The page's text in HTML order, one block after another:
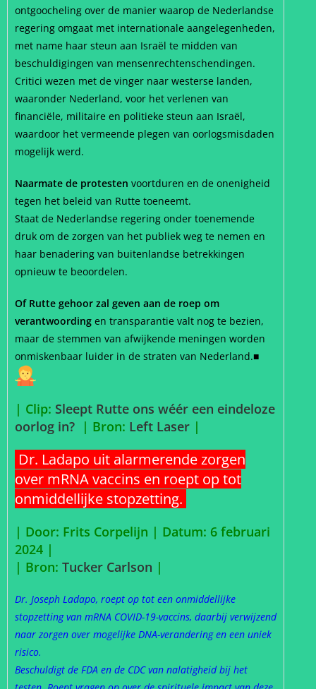
ontgoocheling over de manier waarop de Nederlandse
regering omgaat met internationale aangelegenheden,
met name haar steun aan Israël te midden van
beschuldigingen van mensenrechtenschendingen.
Critici wezen met de vinger naar westerse landen,
waaronder Nederland, voor het verlenen van
financiële, militaire en politieke steun aan Israël,
waardoor het vermeende plegen van oorlogsmisdaden
mogelijk werd.
Naarmate de protesten voortduren en de onenigheid
tegen het beleid van Rutte toeneemt.
Staat de Nederlandse regering onder toenemende
druk om de zorgen van het publiek weg te nemen en
haar benadering van buitenlandse betrekkingen
opnieuw te beoordelen.
Of Rutte gehoor zal geven aan de roep om
verantwoording en transparantie valt nog te bezien,
maar de stemmen van afwijkende meningen worden
onmiskenbaar luider in de straten van Nederland.■
| Clip: Sleept Rutte ons wéér een eindeloze
oorlog in? | Bron: Left Laser |
Dr. Ladapo uit alarmerende zorgen
over mRNA vaccins en roept op tot
onmiddellijke stopzetting.
| Door: Frits Corpelijn | Datum: 6 februari
2024 |
| Bron: Tucker Carlson |
Dr. Joseph Ladapo, roept op tot een onmiddellijke
stopzetting van mRNA COVID-19-vaccins, daarbij verwijzend
naar zorgen over mogelijke DNA-verandering en een uniek
risico.
Beschuldigt de FDA en de CDC van nalatigheid bij het